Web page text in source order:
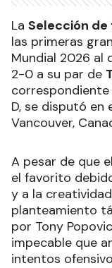
La Selección
las primeras
Mundial 2026 al
2-0 a su par de
correspondiente
D, se disputó en
Vancouver,
A pesar de que
el favorito
y a la
planteamiento
por Tony
impecable que
intentos